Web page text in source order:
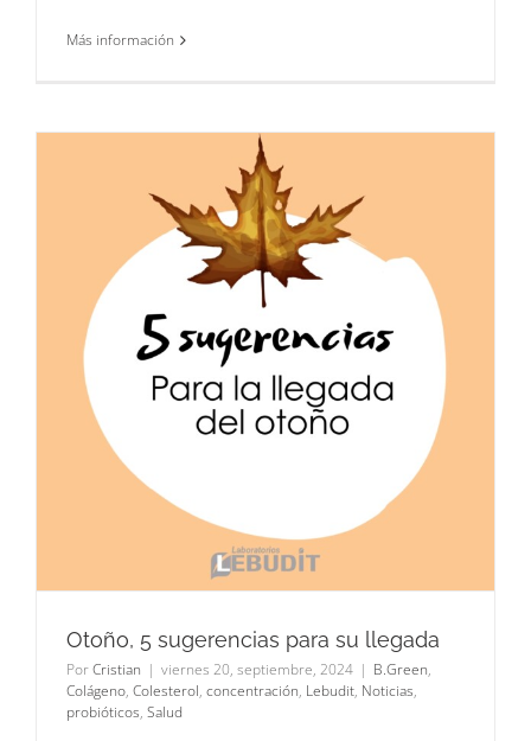
Más información
Otoño, 5 sugerencias para su llegada
PorCristian | viernes 20, septiembre, 2024 | B.Green,
Colágeno, Colesterol, concentración, Lebudit, Noticias,
probióticos, Salud